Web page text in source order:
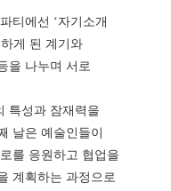
티에선 ‘자기소개
게 된 계기와
을 나누며 서로
특성과 잠재력을
날은 예술인들이
를 응원하고 협업을
계획하는 과정으로